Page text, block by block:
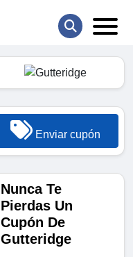
Enviar cupón
Nunca Te
Pierdas Un
Cupón De
Gutteridge